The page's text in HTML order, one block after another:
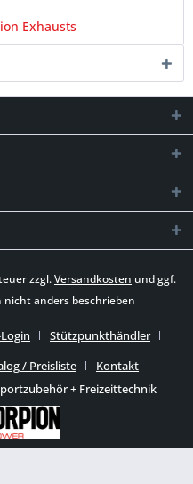
Exhausts
zzgl.Versandkosten und ggf.
anders beschrieben
Stützpunkthändler
/ Preisliste
Kontakt
+ Freizeittechnik